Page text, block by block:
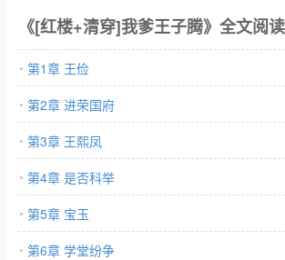
薛蟠：一开始知道要娶她我内心是拒绝的,直
以为只能听妈妈安排选择宝玉,没想到竟然还能
什么意见,哥哥安排就好宝玉：我不要……好吧,
大恩不言谢,谢谢我的哥。——人皆道王家俭二
二的,然而只有黛玉知道,自家夫君只是一个又怂
叹更可怜。这样的二爷只有她看得见。注：1.黛
于第二十四章,前期打酱油2.不黑任何人,宝黛釵
~3.男主非完全正派,性格别扭有缺陷,黛玉处于
《[红楼+清穿]我爹王子腾》全文阅读
第1章 王俭
第2章 进荣国府
第3章 王熙凤
第4章 是否科举
第5章 宝玉
第6章 学堂纷争